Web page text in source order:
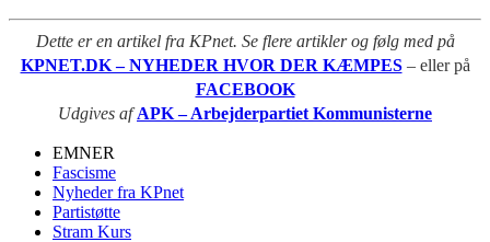
Dette er en artikel fra KPnet. Se flere artikler og følg med på
KPNET.DK – NYHEDER HVOR DER KÆMPES – eller på
FACEBOOK
Udgives afAPK – Arbejderpartiet Kommunisterne
EMNER
Fascisme
Nyheder fra KPnet
Partistøtte
Stram Kurs